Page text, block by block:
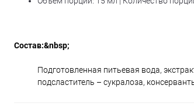
Состав:&nbsp;
Подготовленная питьевая вода,
подсластитель – сукралоза,